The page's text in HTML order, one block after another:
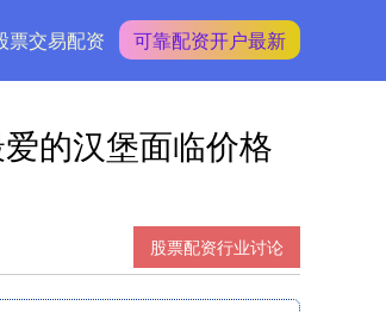
票交易配资 可靠配资开户最新
的汉堡面临价格
股票配资行业讨论